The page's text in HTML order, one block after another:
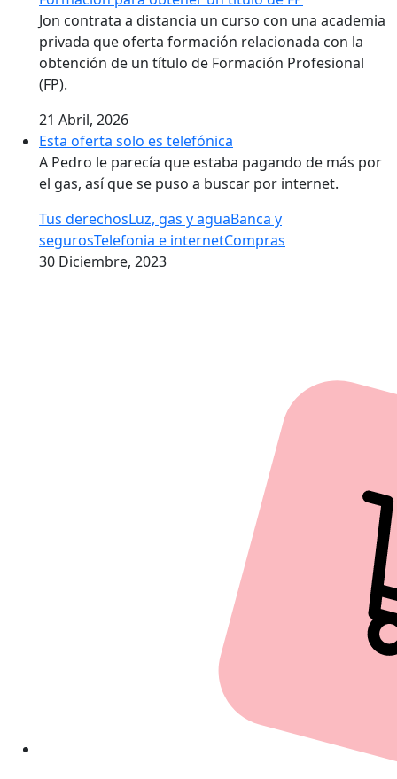
Jon contrata a distancia un curso con una academia
privada que oferta formación relacionada con la
obtención de un título de Formación Profesional
(FP).
21 Abril, 2026
Esta oferta solo es telefónica
A Pedro le parecía que estaba pagando de más por
el gas, así que se puso a buscar por internet.
Tus derechosLuz, gas y aguaBanca y
segurosTelefonia e internetCompras
30 Diciembre, 2023